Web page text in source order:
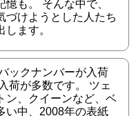
も。 そんな中で、
づけようとした人たち
ます。
ックナンバーが入荷
荷が多数です。 ツェ
ン、クイーンなど、ベ
い中、2008年の表紙